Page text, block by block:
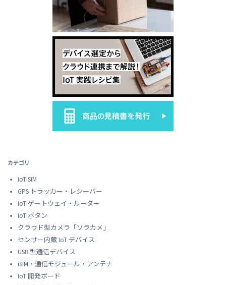
カテゴリ
IoT SIM
GPS トラッカー・レシーバー
IoT ゲートウェイ・ルーター
IoT ボタン
クラウド型カメラ「ソラカメ」
センサー内蔵 IoT デバイス
USB 型通信デバイス
iSIM・通信モジュール・アンテナ
IoT 開発ボード